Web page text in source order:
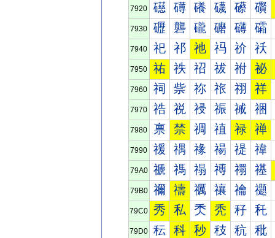
7920 礠 礡 礢 礣 礤 礥
7930 礰 礱 礲 礳 礴 礵
7940 祀 祁 祂 祃 祄 祅
7950 祐 祑 祒 祓 祔 祕
7960 祠 祡 祢 祣 祤 祥
7970 祰 祱 祲 祳 祴 祵
7980 禀 禁 禂 禃 禄 禅
7990 禐 禑 禒 禓 禔 禕
79A0 禠 禡 禢 禣 禤 禥
79B0 禰 禱 禲 禳 禴 禵
79C0 秀 私 秂 秃 秄 秅
79D0 秐 科 秒 秓 秔 秕